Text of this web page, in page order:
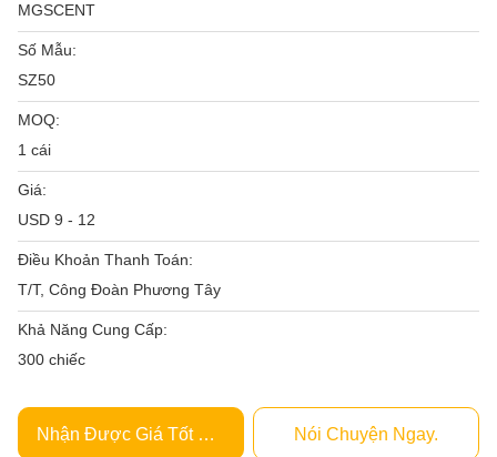
MGSCENT
Số Mẫu:
SZ50
MOQ:
1 cái
Giá:
USD 9 - 12
Điều Khoản Thanh Toán:
T/T, Công Đoàn Phương Tây
Khả Năng Cung Cấp:
300 chiếc
Nhận Được Giá Tốt Nhất Nói Chuyện Ngay.